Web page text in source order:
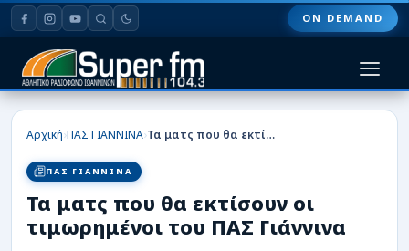
ON DEMAND
HOME
ΠΟΔΟΣΦΑΙΡΟ
ΜΠΑΣΚΕΤ
Αρχική›ΠΑΣ ΓΙΑΝΝΙΝΑ› Τα ματς που θα εκτίσουν οι τιμωρημένοι του ΠΑΣ Γιάννινα
ΠΑΣ ΓΙΑΝΝΙΝΑ
Τα ματς που θα εκτίσουν οι
τιμωρημένοι του ΠΑΣ Γιάννινα